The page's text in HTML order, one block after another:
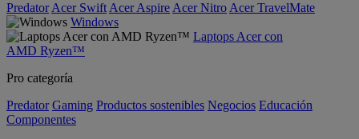
Predator Acer Swift Acer Aspire Acer Nitro Acer TravelMate
Windows
Laptops Acer con
AMD Ryzen™
Pro categoría
Predator Gaming Productos sostenibles Negocios Educación
Componentes